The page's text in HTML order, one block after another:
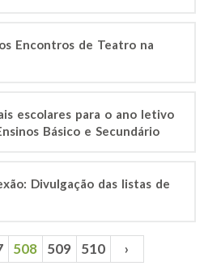
Encontros de Teatro na
escolares para o ano letivo
Básico e Secundário
Divulgação das listas de
508 509 510 ›